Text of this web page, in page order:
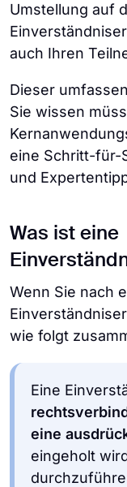
Umstellung auf
auch Ihren
Dieser
Sie wissen
eine Schritt-für-
und
Was ist eine
Wenn Sie nach
wie folgt
Eine
eine
eingeholt